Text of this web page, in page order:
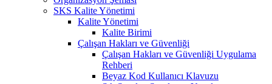
SKS Kalite Yönetimi
Kalite Yönetimi
Kalite Birimi
Çalışan Hakları ve Güvenliği
Çalışan Hakları ve Güvenliği Uygulama
Rehberi
Beyaz Kod Kullanıcı Klavuzu